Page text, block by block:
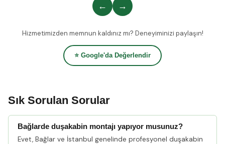
← →
Hizmetimizden memnun kaldınız mı? Deneyiminizi paylaşın!
⭐ Google'da Değerlendir
Sık Sorulan Sorular
Bağlarde duşakabin montajı yapıyor musunuz?
Evet, Bağlar ve İstanbul genelinde profesyonel duşakabin